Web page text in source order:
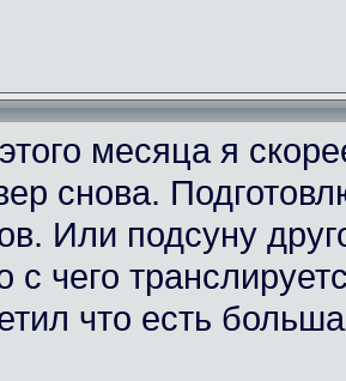
месяца я
снова.
Или подсуну
с чего
что есть